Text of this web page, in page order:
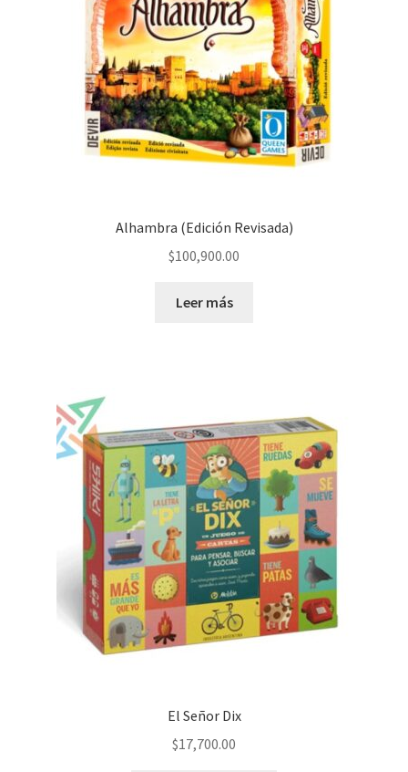
Alhambra (Edición Revisada)
$100,900.00
Leer más
El Señor Dix
$17,700.00